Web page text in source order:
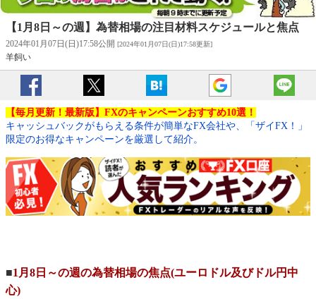
【1月8日～の週】為替相場の注目材料スケジュールと焦点
2024年01月07日(日)17:58公開 [2024年01月07日(日)17:58更新]
羊飼い
【毎月更新！最新版】FXのキャンペーンおすすめ10選！
キャッシュバックがもらえる条件が簡単なFX会社や、「ザイFX！」
限定のお得なキャンペーンを厳選して紹介。
■1月8日～の週の為替相場の焦点(ユーロドル及びドル円中
心)